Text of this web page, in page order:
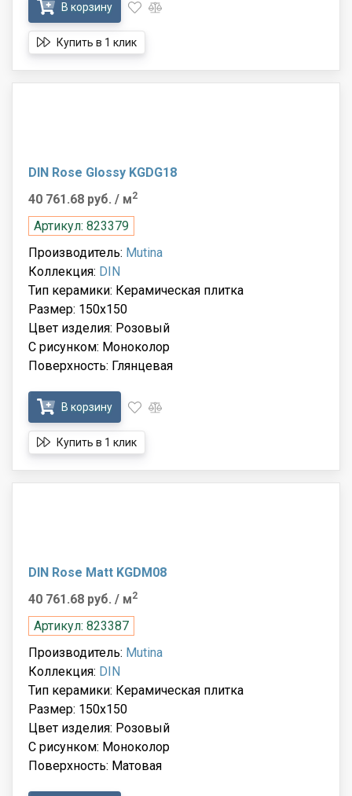
В корзину
Купить в 1 клик
DIN Rose Glossy KGDG18
40 761.68 руб. / м2
Артикул: 823379
Производитель: Mutina
Коллекция: DIN
Тип керамики: Керамическая плитка
Размер: 150x150
Цвет изделия: Розовый
С рисунком: Моноколор
Поверхность: Глянцевая
В корзину
Купить в 1 клик
DIN Rose Matt KGDM08
40 761.68 руб. / м2
Артикул: 823387
Производитель: Mutina
Коллекция: DIN
Тип керамики: Керамическая плитка
Размер: 150x150
Цвет изделия: Розовый
С рисунком: Моноколор
Поверхность: Матовая